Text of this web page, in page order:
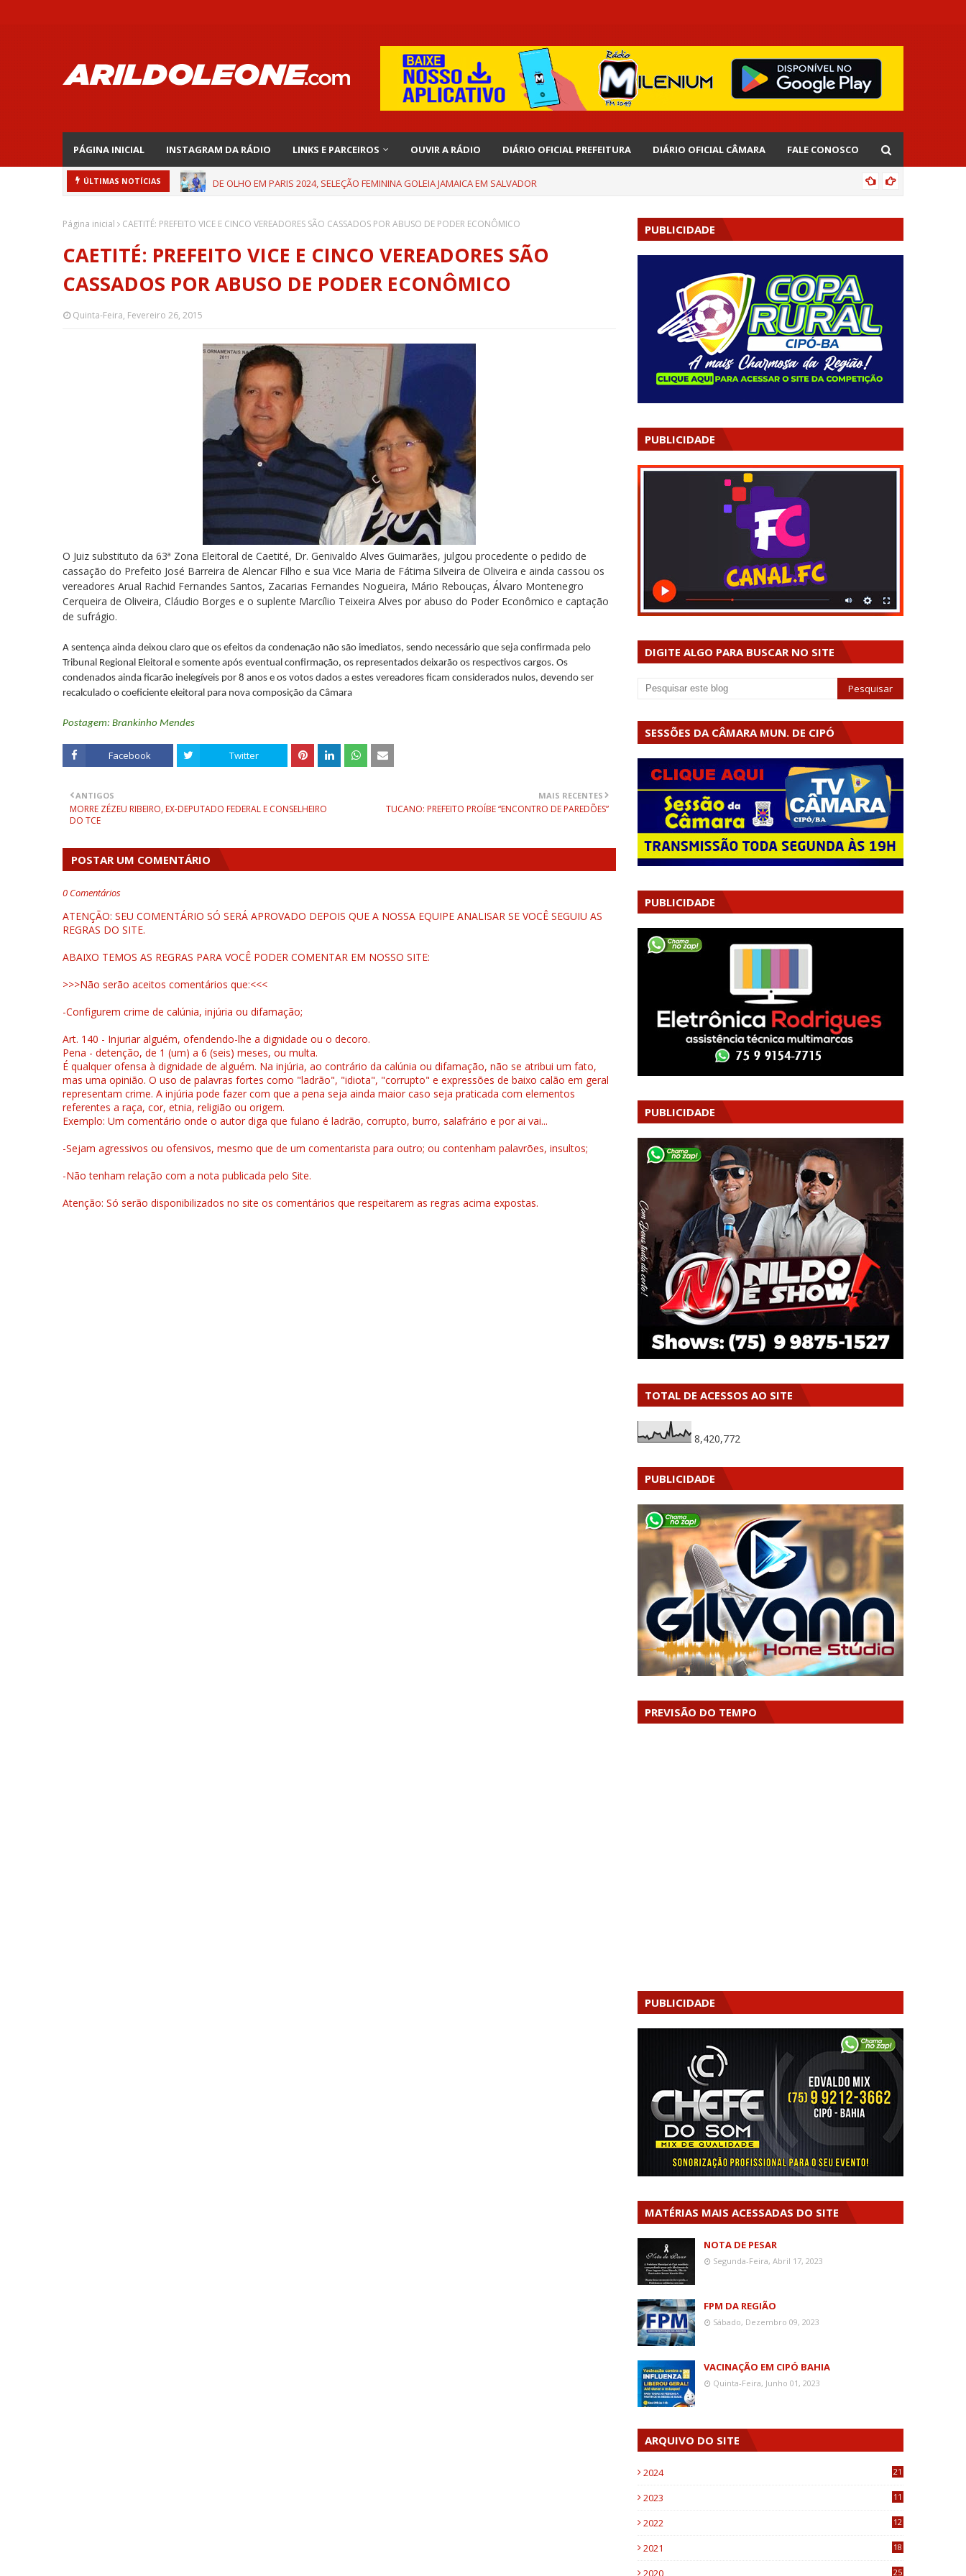
PÁGINA INICIAL INSTAGRAM DA RÁDIO LINKS E PARCEIROS OUVIR A RÁDIO DIÁRIO OFICIAL PREFEITURA DIÁRIO OFICIAL CÂMARA FALE CONOSCO
ÚLTIMAS NOTÍCIAS DE OLHO EM PARIS 2024, SELEÇÃO FEMININA GOLEIA JAMAICA EM SALVADOR
Página inicial CAETITÉ: PREFEITO VICE E CINCO VEREADORES SÃO CASSADOS POR ABUSO DE PODER ECONÔMICO
CAETITÉ: PREFEITO VICE E CINCO VEREADORES SÃO
CASSADOS POR ABUSO DE PODER ECONÔMICO
Quinta-Feira, Fevereiro 26, 2015
O Juiz substituto da 63ª Zona Eleitoral de Caetité, Dr. Genivaldo Alves Guimarães, julgou procedente o pedido de
cassação do Prefeito José Barreira de Alencar Filho e sua Vice Maria de Fátima Silveira de Oliveira e ainda cassou os
vereadores Arual Rachid Fernandes Santos, Zacarias Fernandes Nogueira, Mário Rebouças, Álvaro Montenegro
Cerqueira de Oliveira, Cláudio Borges e o suplente Marcílio Teixeira Alves por abuso do Poder Econômico e captação
de sufrágio.
A sentença ainda deixou claro que os efeitos da condenação não são imediatos, sendo necessário que seja confirmada pelo
Tribunal Regional Eleitoral e somente após eventual confirmação, os representados deixarão os respectivos cargos. Os
condenados ainda ficarão inelegíveis por 8 anos e os votos dados a estes vereadores ficam considerados nulos, devendo ser
recalculado o coeficiente eleitoral para nova composição da Câmara
Postagem: Brankinho Mendes
Facebook Twitter
MAIS RECENTES
TUCANO: PREFEITO PROÍBE “ENCONTRO DE PAREDÕES”
ANTIGOS
MORRE ZÉZEU RIBEIRO, EX-DEPUTADO FEDERAL E CONSELHEIRO
DO TCE
POSTAR UM COMENTÁRIO
0 Comentários
ATENÇÃO: SEU COMENTÁRIO SÓ SERÁ APROVADO DEPOIS QUE A NOSSA EQUIPE ANALISAR SE VOCÊ SEGUIU AS
REGRAS DO SITE.
ABAIXO TEMOS AS REGRAS PARA VOCÊ PODER COMENTAR EM NOSSO SITE:
>>>Não serão aceitos comentários que:<<<
-Configurem crime de calúnia, injúria ou difamação;
Art. 140 - Injuriar alguém, ofendendo-lhe a dignidade ou o decoro.
Pena - detenção, de 1 (um) a 6 (seis) meses, ou multa.
É qualquer ofensa à dignidade de alguém. Na injúria, ao contrário da calúnia ou difamação, não se atribui um fato,
mas uma opinião. O uso de palavras fortes como "ladrão", "idiota", "corrupto" e expressões de baixo calão em geral
representam crime. A injúria pode fazer com que a pena seja ainda maior caso seja praticada com elementos
referentes a raça, cor, etnia, religião ou origem.
Exemplo: Um comentário onde o autor diga que fulano é ladrão, corrupto, burro, salafrário e por ai vai...
-Sejam agressivos ou ofensivos, mesmo que de um comentarista para outro; ou contenham palavrões, insultos;
-Não tenham relação com a nota publicada pelo Site.
Atenção: Só serão disponibilizados no site os comentários que respeitarem as regras acima expostas.
PUBLICIDADE
PUBLICIDADE
DIGITE ALGO PARA BUSCAR NO SITE
SESSÕES DA CÂMARA MUN. DE CIPÓ
PUBLICIDADE
PUBLICIDADE
TOTAL DE ACESSOS AO SITE
8,420,772
PUBLICIDADE
PREVISÃO DO TEMPO
PUBLICIDADE
MATÉRIAS MAIS ACESSADAS DO SITE
NOTA DE PESAR
Segunda-Feira, Abril 17, 2023
FPM DA REGIÃO
Sábado, Dezembro 09, 2023
VACINAÇÃO EM CIPÓ BAHIA
Quinta-Feira, Junho 01, 2023
ARQUIVO DO SITE
2024 21
2023
11
2022
12
2021
18
2020 25